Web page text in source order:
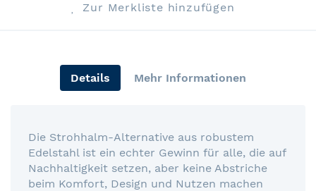
Zur Merkliste hinzufügen
Details Mehr Informationen
Die Strohhalm-Alternative aus robustem
Edelstahl ist ein echter Gewinn für alle, die auf
Nachhaltigkeit setzen, aber keine Abstriche
beim Komfort, Design und Nutzen machen